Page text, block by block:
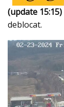
(update 15:15)
deblocat.